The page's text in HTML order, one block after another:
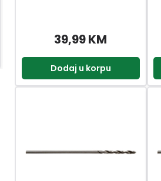
39,99 KM
Dodaj u korpu